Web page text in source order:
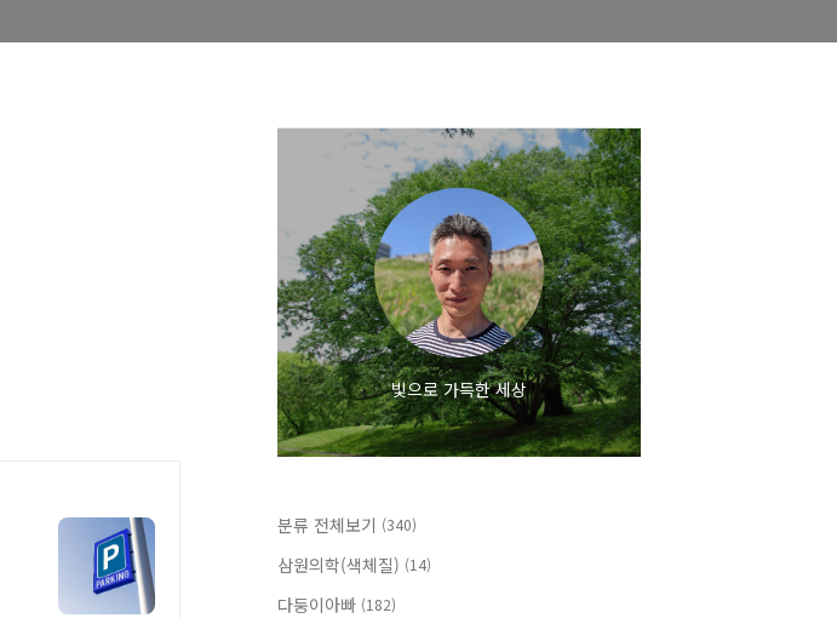
빛으로 가득한 세상
분류 전체보기 (340)
삼원의학(색체질) (14)
다둥이아빠 (182)